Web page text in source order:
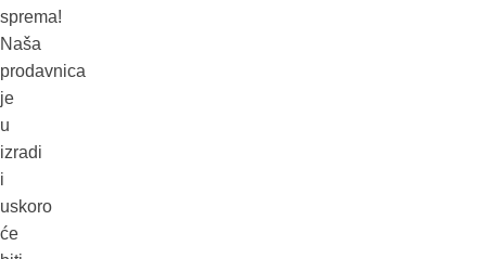
sprema!
Naša
prodavnica
je
u
izradi
i
uskoro
će